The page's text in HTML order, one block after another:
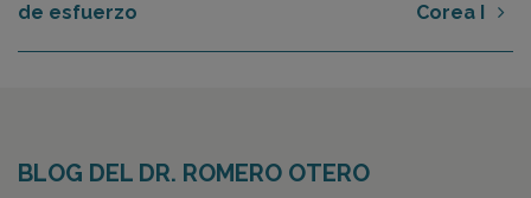
de esfuerzo
Corea I
BLOG DEL DR. ROMERO OTERO